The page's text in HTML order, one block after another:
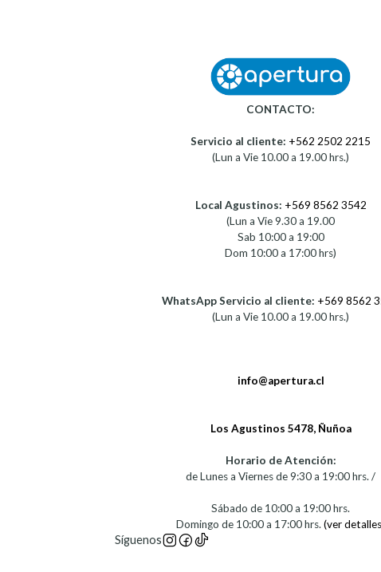
CONTACTO:
Servicio al cliente: +562 2502 2215
(Lun a Vie 10.00 a 19.00 hrs.)
Local Agustinos: +569 8562 3542
(Lun a Vie 9.30 a 19.00
Sab 10:00 a 19:00
Dom 10:00 a 17:00 hrs)
WhatsApp Servicio al cliente: +569 8562
(Lun a Vie 10.00 a 19.00 hrs.)
info@apertura.cl
Los Agustinos 5478, Ñuñoa
Horario de Atención:
de Lunes a Viernes de 9:30 a 19:00 hrs. /
Sábado de 10:00 a 19:00 hrs.
Domingo de 10:00 a 17:00 hrs.(ver
Síguenos